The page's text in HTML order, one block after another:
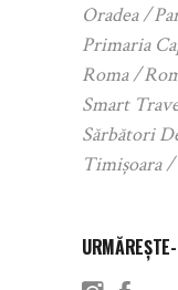
Oradea
Primaria
Roma
Smart
Sărbători
Timișoara